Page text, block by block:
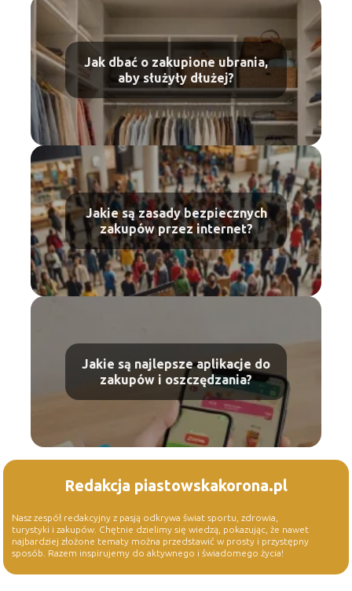
Jak dbać o zakupione ubrania,
aby służyły dłużej?
Jakie są zasady bezpiecznych
zakupów przez internet?
Jakie są najlepsze aplikacje do
zakupów i oszczędzania?
Redakcja piastowskakorona.pl
Nasz zespół redakcyjny z pasją odkrywa świat sportu, zdrowia,
turystyki i zakupów. Chętnie dzielimy się wiedzą, pokazując, że nawet
najbardziej złożone tematy można przedstawić w prosty i przystępny
sposób. Razem inspirujemy do aktywnego i świadomego życia!